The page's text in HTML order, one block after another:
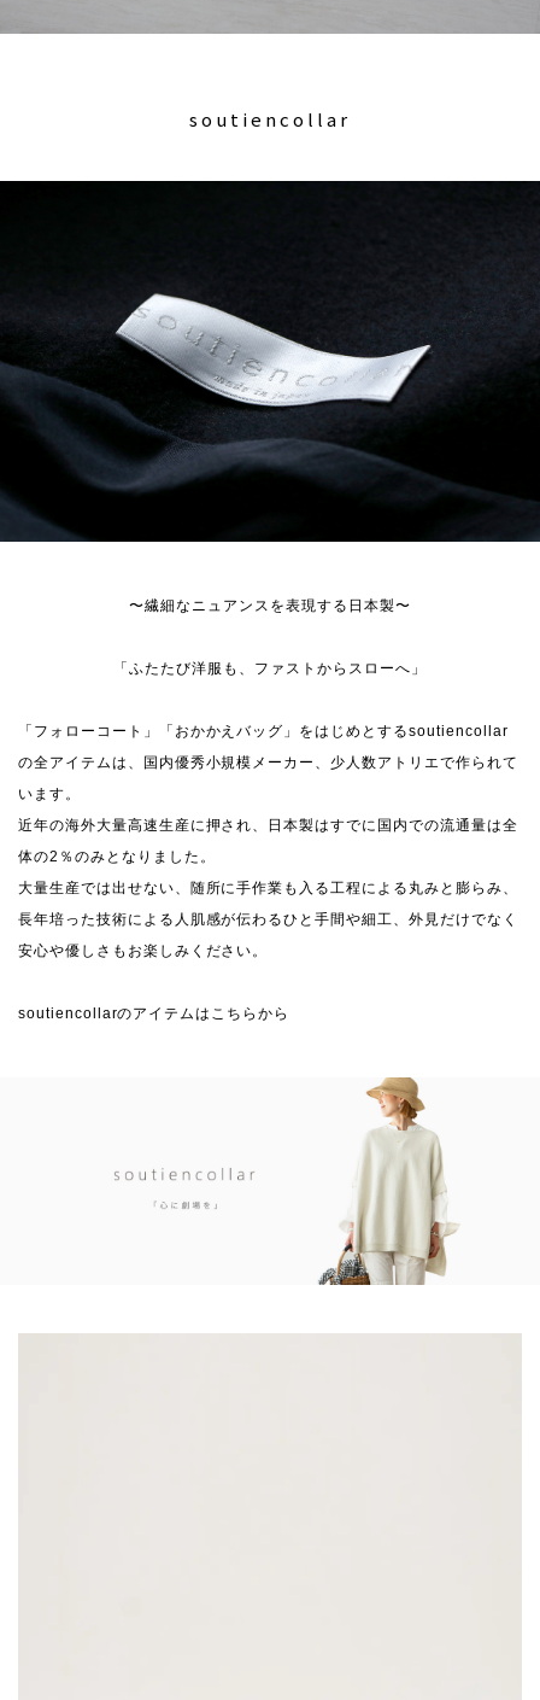
soutiencollar
〜繊細なニュアンスを表現する日本製〜
「ふたたび洋服も、ファストからスローへ」
「フォローコート」「おかかえバッグ」をはじめとするsoutiencollar
の全アイテムは、国内優秀小規模メーカー、少人数アトリエで作られて
います。
近年の海外大量高速生産に押され、日本製はすでに国内での流通量は全
体の2％のみとなりました。
大量生産では出せない、随所に手作業も入る工程による丸みと膨らみ、
長年培った技術による人肌感が伝わるひと手間や細工、外見だけでなく
安心や優しさもお楽しみください。
soutiencollarのアイテムはこちらから